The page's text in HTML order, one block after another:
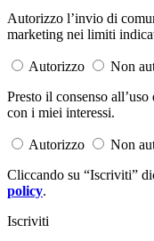
Autorizzo l’invio di
marketing nei limiti
Autorizzo
Non
Presto il consenso
con i miei interessi.
Autorizzo
Non
Cliccando su “Iscriviti”
policy.
Iscriviti